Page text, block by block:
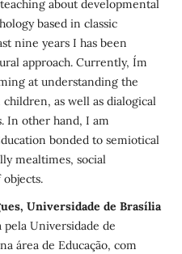
about developmental
based in classic
nine years I has been
approach. Currently, I´m
at understanding the
as well as dialogical
In other hand, I am
bonded to semiotical
mealtimes, social
Universidade de Brasília
pela Universidade de
área de Educação, com